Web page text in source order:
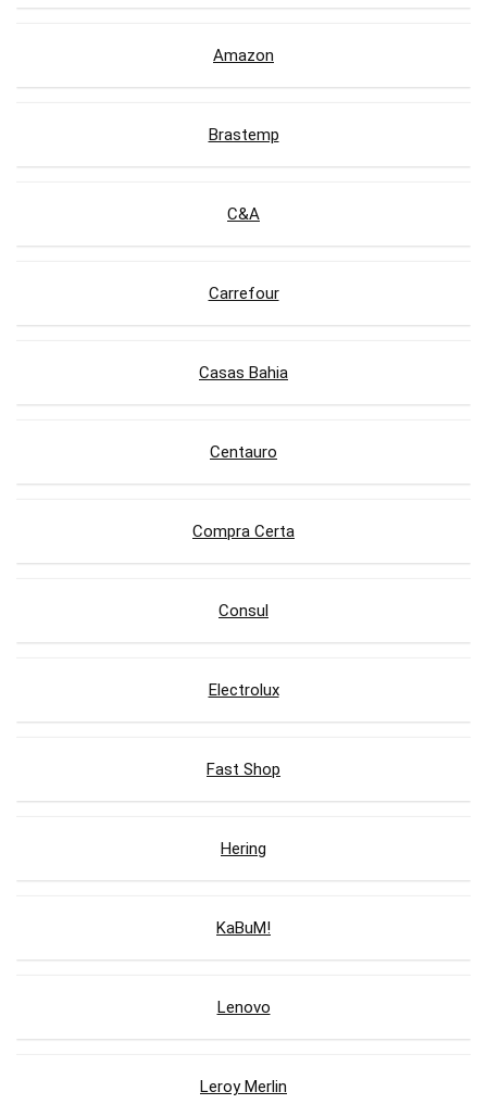
Amazon
Brastemp
C&A
Carrefour
Casas Bahia
Centauro
Compra Certa
Consul
Electrolux
Fast Shop
Hering
KaBuM!
Lenovo
Leroy Merlin